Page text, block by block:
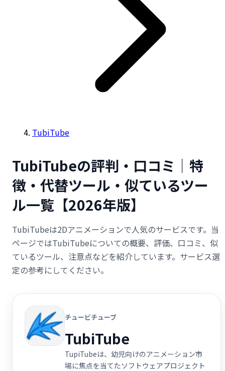
TubiTube
TubiTubeの評判・口コミ｜特
徴・代替ツール・似ているツー
ル一覧【2026年版】
TubiTubeは2Dアニメーションで人気のサービスです。当
ページではTubiTubeについての概要、評価、口コミ、似
ているツール、注意点などを紹介しています。サービス選
定の参考にしてください。
チュービチューブ
TubiTube
TupiTubeは、幼児向けのアニメーション市
場に焦点を当てたソフトウェアプロジェクト